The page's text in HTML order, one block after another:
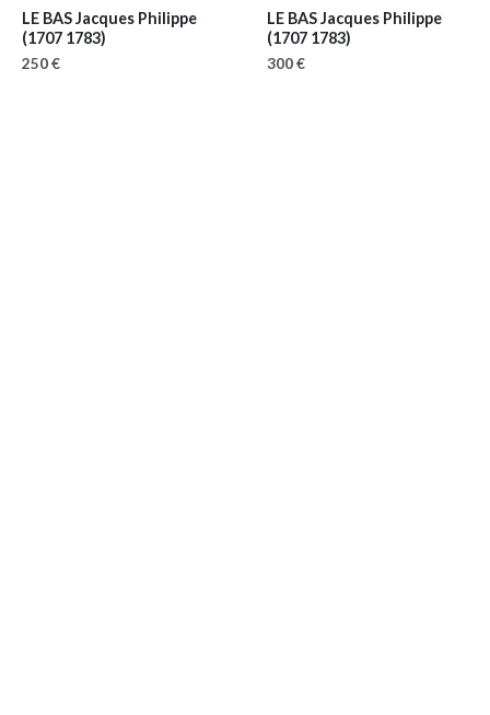
LE BAS Jacques Philippe
(1707 1783)
250 €
LE BAS Jacques Philippe
(1707 1783)
300 €